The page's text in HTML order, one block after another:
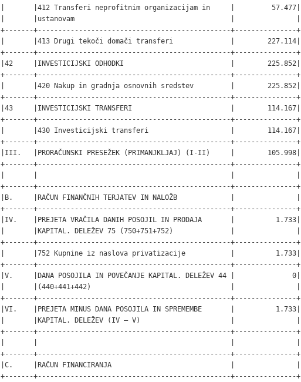
|       |412 Transferi neprofitnim organizacijam in     |         57.477|
|       |ustanovam                                      |               |
+-------+-----------------------------------------------+---------------+
|       |413 Drugi tekoči domači transferi              |        227.114|
+-------+-----------------------------------------------+---------------+
|42     |INVESTICIJSKI ODHODKI                          |        225.852|
+-------+-----------------------------------------------+---------------+
|       |420 Nakup in gradnja osnovnih sredstev         |        225.852|
+-------+-----------------------------------------------+---------------+
|43     |INVESTICIJSKI TRANSFERI                        |        114.167|
+-------+-----------------------------------------------+---------------+
|       |430 Investicijski transferi                    |        114.167|
+-------+-----------------------------------------------+---------------+
|III.   |PRORAČUNSKI PRESEŽEK (PRIMANJKLJAJ) (I-II)     |        105.998|
+-------+-----------------------------------------------+---------------+
+-------+-----------------------------------------------+---------------+
|B.     |RAČUN FINANČNIH TERJATEV IN NALOŽB             |               |
+-------+-----------------------------------------------+---------------+
|IV.    |PREJETA VRAČILA DANIH POSOJIL IN PRODAJA       |          1.733|
|       |KAPITAL. DELEŽEV 75 (750+751+752)              |               |
+-------+-----------------------------------------------+---------------+
|       |752 Kupnine iz naslova privatizacije           |          1.733|
+-------+-----------------------------------------------+---------------+
|V.     |DANA POSOJILA IN POVEČANJE KAPITAL. DELEŽEV 44 |              0|
|       |(440+441+442)                                  |               |
+-------+-----------------------------------------------+---------------+
|VI.    |PREJETA MINUS DANA POSOJILA IN SPREMEMBE       |          1.733|
|       |KAPITAL. DELEŽEV (IV – V)                      |               |
+-------+-----------------------------------------------+---------------+
+-------+-----------------------------------------------+---------------+
|C.     |RAČUN FINANCIRANJA                             |               |
+-------+-----------------------------------------------+---------------+